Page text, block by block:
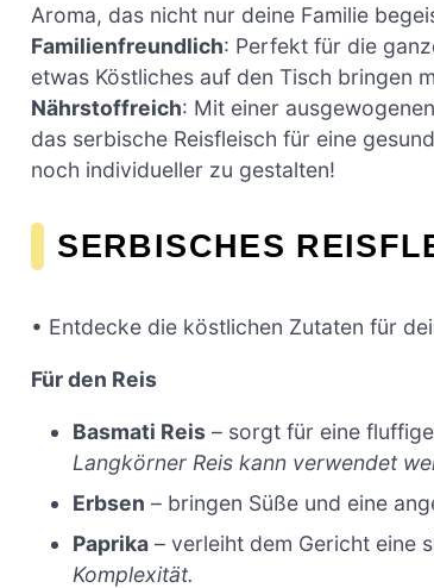
Aroma, das nicht nur deine Familie
Familienfreundlich: Perfekt für die
etwas Köstliches auf den Tisch bringen
Nährstoffreich: Mit einer
das serbische Reisfleisch für eine
noch individueller zu gestalten!
SERBISCHES
• Entdecke die köstlichen Zutaten für
Für den Reis
Basmati Reis – sorgt für eine
Langkörner Reis kann verwendet
Erbsen – bringen Süße und eine
Paprika – verleiht dem Gericht eine
Komplexität.